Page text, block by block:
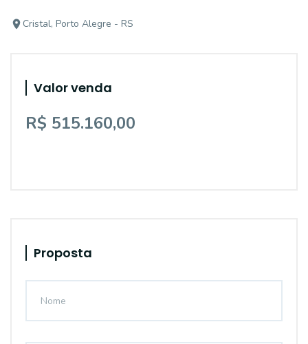
Cristal, Porto Alegre - RS
Valor venda
R$ 515.160,00
Proposta